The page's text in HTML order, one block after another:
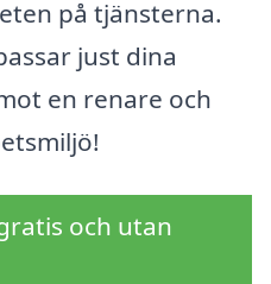
på tjänsterna.
just dina
en renare och
och utan